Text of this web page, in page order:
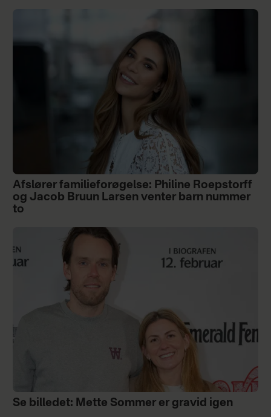
Afslører familieforøgelse: Philine Roepstorff
og Jacob Bruun Larsen venter barn nummer
to
Se billedet: Mette Sommer er gravid igen